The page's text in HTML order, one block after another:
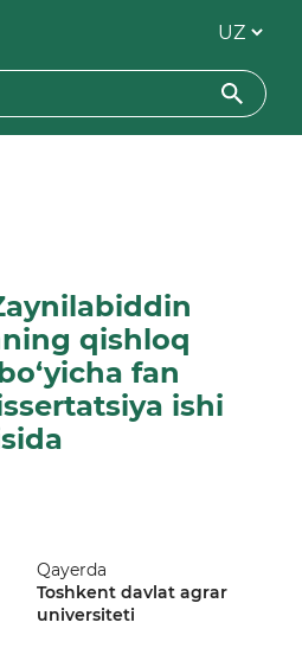
qishloq
fan
ishi
Qayerda
Toshkent davlat agrar
universiteti